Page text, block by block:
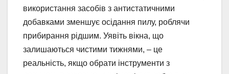
використання засобів з антистатичними
добавками зменшує осідання пилу, роблячи
прибирання рідшим. Уявіть вікна, що
залишаються чистими тижнями, – це
реальність, якщо обрати інструменти з